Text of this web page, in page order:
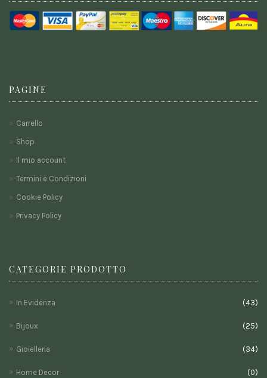
PAGINE
Carrello
Shop
Il mio account
Termini e Condizioni
Cookie Policy
Privacy Policy
CATEGORIE PRODOTTO
In Evidenza (43)
Bijoux (25)
Gioielleria (34)
Home Decor (0)